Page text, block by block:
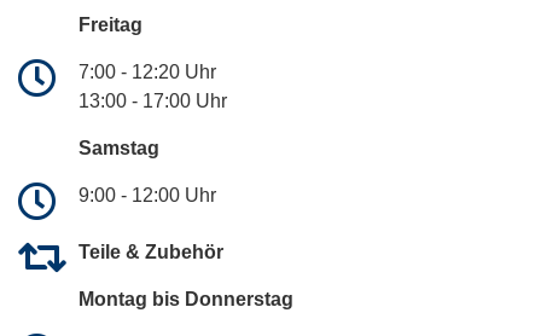
Freitag
7:00 - 12:20 Uhr
13:00 - 17:00 Uhr
Samstag
9:00 - 12:00 Uhr
Teile & Zubehör
Montag bis Donnerstag